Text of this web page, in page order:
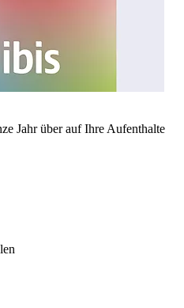
Jahr über auf Ihre Aufenthalte